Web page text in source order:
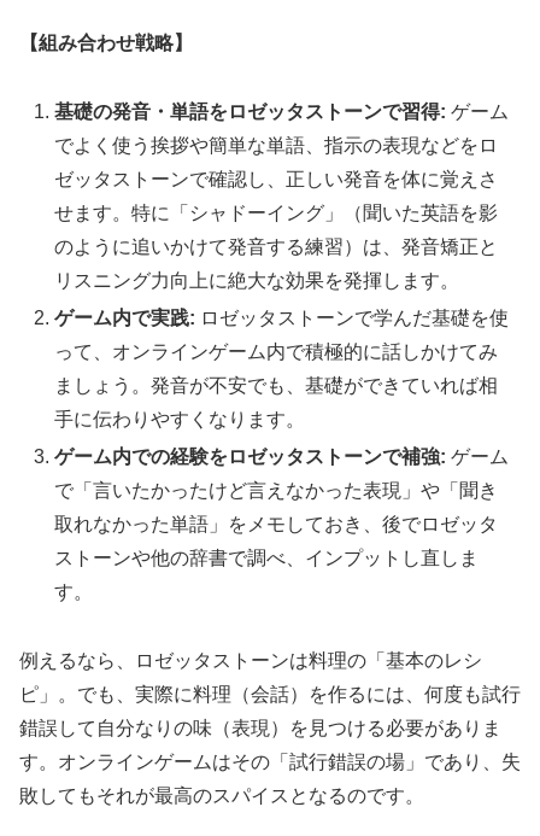
【組み合わせ戦略】
基礎の発音・単語をロゼッタストーンで習得: ゲーム
でよく使う挨拶や簡単な単語、指示の表現などをロ
ゼッタストーンで確認し、正しい発音を体に覚えさ
せます。特に「シャドーイング」（聞いた英語を影
のように追いかけて発音する練習）は、発音矯正と
リスニング力向上に絶大な効果を発揮します。
ゲーム内で実践: ロゼッタストーンで学んだ基礎を使
って、オンラインゲーム内で積極的に話しかけてみ
ましょう。発音が不安でも、基礎ができていれば相
手に伝わりやすくなります。
ゲーム内での経験をロゼッタストーンで補強: ゲーム
で「言いたかったけど言えなかった表現」や「聞き
取れなかった単語」をメモしておき、後でロゼッタ
ストーンや他の辞書で調べ、インプットし直しま
す。
例えるなら、ロゼッタストーンは料理の「基本のレシ
ピ」。でも、実際に料理（会話）を作るには、何度も試行
錯誤して自分なりの味（表現）を見つける必要がありま
す。オンラインゲームはその「試行錯誤の場」であり、失
敗してもそれが最高のスパイスとなるのです。